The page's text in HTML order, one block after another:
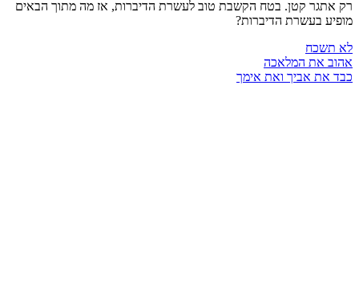
אתגר קטן. בטח הקשבת טוב לעשרת הדיברות, אז מה מתוך הבאים
בעשרת הדיברות?
תשכח
את המלאכה
את אביך ואת אימך